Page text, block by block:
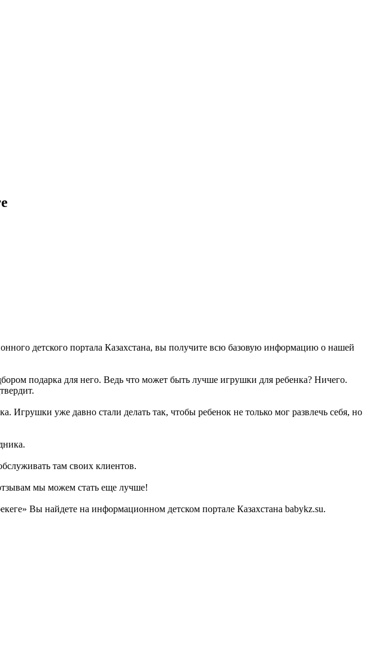
детского портала Казахстана, вы получите всю базовую информацию о нашей
подарка для него. Ведь что может быть лучше игрушки для ребенка? Ничего.
уже давно стали делать так, чтобы ребенок не только мог развлечь себя, но
там своих клиентов.
мы можем стать еще лучше!
Вы найдете на информационном детском портале Казахстана babykz.su.